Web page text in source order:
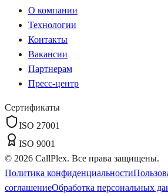
О компании
Технологии
Контакты
Вакансии
Партнерам
Пресс-центр
Сертификаты
ISO 27001
ISO 9001
© 2026 CallPlex. Все права защищены.
Политика конфиденциальности
соглашениеОбработка персональных